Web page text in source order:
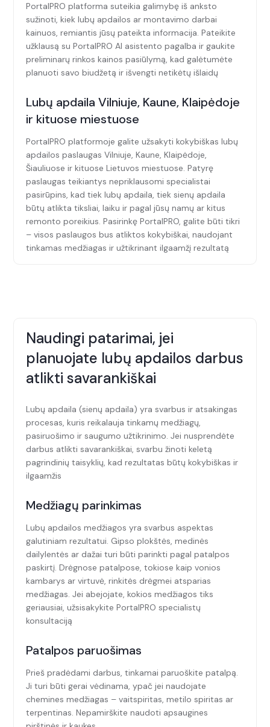
PortalPRO platforma suteikia galimybę iš anksto
sužinoti, kiek lubų apdailos ar montavimo darbai
kainuos, remiantis jūsų pateikta informacija. Pateikite
užklausą su PortalPRO AI asistento pagalba ir gaukite
preliminarų rinkos kainos pasiūlymą, kad galėtumėte
planuoti savo biudžetą ir išvengti netikėtų išlaidų
Lubų apdaila Vilniuje, Kaune, Klaipėdoje
ir kituose miestuose
PortalPRO platformoje galite užsakyti kokybiškas lubų
apdailos paslaugas Vilniuje, Kaune, Klaipėdoje,
Šiauliuose ir kituose Lietuvos miestuose. Patyrę
paslaugas teikiantys nepriklausomi specialistai
pasirūpins, kad tiek lubų apdaila, tiek sienų apdaila
būtų atlikta tiksliai, laiku ir pagal jūsų namų ar kitus
remonto poreikius. Pasirinkę PortalPRO, galite būti tikri
– visos paslaugos bus atliktos kokybiškai, naudojant
tinkamas medžiagas ir užtikrinant ilgaamžį rezultatą
Naudingi patarimai, jei
planuojate lubų apdailos darbus
atlikti savarankiškai
Lubų apdaila (sienų apdaila) yra svarbus ir atsakingas
procesas, kuris reikalauja tinkamų medžiagų,
pasiruošimo ir saugumo užtikrinimo. Jei nusprendėte
darbus atlikti savarankiškai, svarbu žinoti keletą
pagrindinių taisyklių, kad rezultatas būtų kokybiškas ir
ilgaamžis
Medžiagų parinkimas
Lubų apdailos medžiagos yra svarbus aspektas
galutiniam rezultatui. Gipso plokštės, medinės
dailylentės ar dažai turi būti parinkti pagal patalpos
paskirtį. Drėgnose patalpose, tokiose kaip vonios
kambarys ar virtuvė, rinkitės drėgmei atsparias
medžiagas. Jei abejojate, kokios medžiagos tiks
geriausiai, užsisakykite PortalPRO specialistų
konsultaciją
Patalpos paruošimas
Prieš pradėdami darbus, tinkamai paruoškite patalpą.
Ji turi būti gerai vėdinama, ypač jei naudojate
chemines medžiagas – vaitspiritas, metilo spiritas ar
terpentinas. Nepamirškite naudoti apsaugines